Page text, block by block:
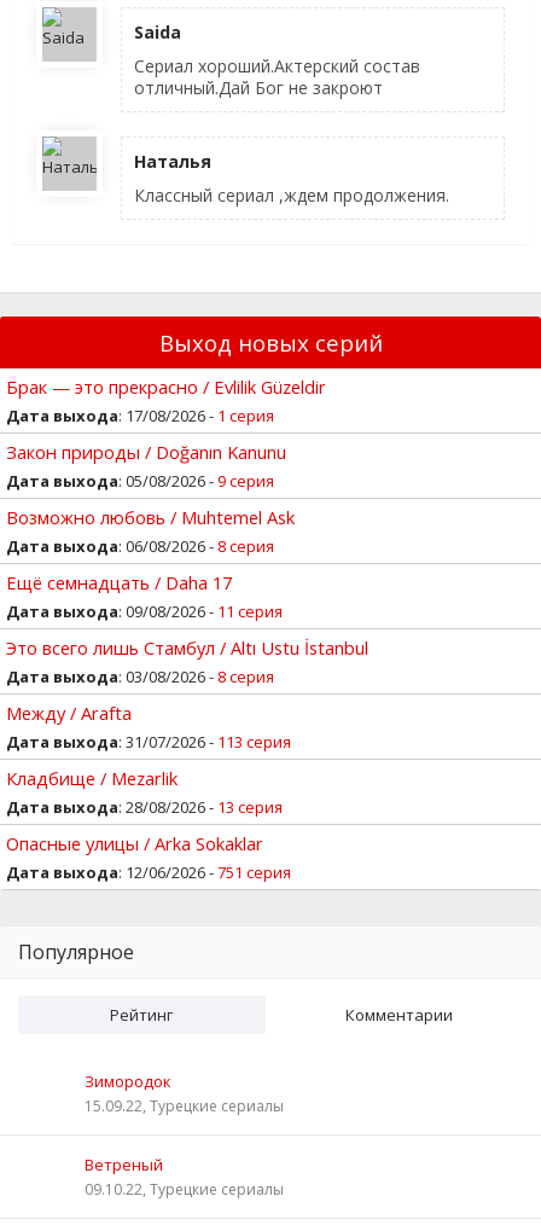
Saida
Сериал хороший.Актерский состав
отличный.Дай Бог не закроют
Наталья
Классный сериал ,ждем продолжения.
Выход новых серий
Брак — это прекрасно / Evlilik Güzeldir
Дата выхода: 17/08/2026 - 1 серия
Закон природы / Doğanın Kanunu
Дата выхода: 05/08/2026 -9 серия
Возможно любовь / Muhtemel Ask
Дата выхода: 06/08/2026 - 8 серия
Ещё семнадцать / Daha 17
Дата выхода: 09/08/2026 - 11 серия
Это всего лишь Стамбул / Altı Ustu İstanbul
Дата выхода: 03/08/2026 - 8 серия
Между / Arafta
Дата выхода: 31/07/2026 - 113 серия
Кладбище / Mezarlik
Дата выхода: 28/08/2026 - 13 серия
Опасные улицы / Arka Sokaklar
Дата выхода: 12/06/2026 -751 серия
Популярное
Рейтинг Комментарии
Зимородок
15.09.22, Турецкие сериалы
Ветреный
09.10.22, Турецкие сериалы